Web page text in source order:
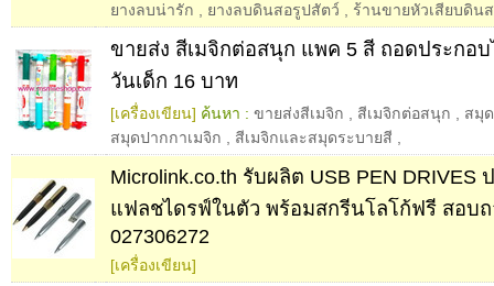
ยางลบน่ารัก
ยางลบดินสอรูปสัตว์ ร้านขายหัวเสียบดิน
ขายส่ง สีเมจิกต่อสนุก แพค 5 สี ถอดประกอ
วันเด็ก 16 บาท
[เครื่องเขียน] ค้นหา : ขายส่งสีเมจิก สีเมจิกต่อสนุก
สมุ
สมุดปากกาเมจิก
สีเมจิกและสมุดระบายสี
Microlink.co.th รับผลิต USB PEN DRIVES
แฟลชไดรฟ์ในตัว พร้อมสกรีนโลโก้ฟรี สอบ
027306272
[เครื่องเขียน]